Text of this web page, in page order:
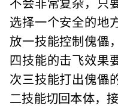
选择一个安全的地
放一技能控制傀儡
四技能的击飞效果
次三技能打出傀儡
二技能切回本体，